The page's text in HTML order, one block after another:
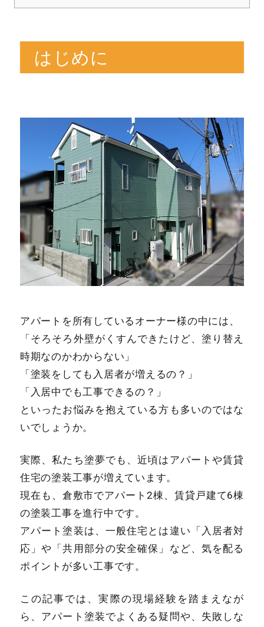
はじめに
アパートを所有しているオーナー様の中には、
「そろそろ外壁がくすんできたけど、塗り替え
時期なのかわからない」
「塗装をしても入居者が増えるの？」
「入居中でも工事できるの？」
といったお悩みを抱えている方も多いのではな
いでしょうか。
実際、私たち塗夢でも、近頃はアパートや賃貸
住宅の塗装工事が増えています。
現在も、倉敷市でアパート2棟、賃貸戸建て6棟
の塗装工事を進行中です。
アパート塗装は、一般住宅とは違い「入居者対
応」や「共用部分の安全確保」など、気を配る
ポイントが多い工事です。
この記事では、実際の現場経験を踏まえなが
ら、アパート塗装でよくある疑問や、失敗しな